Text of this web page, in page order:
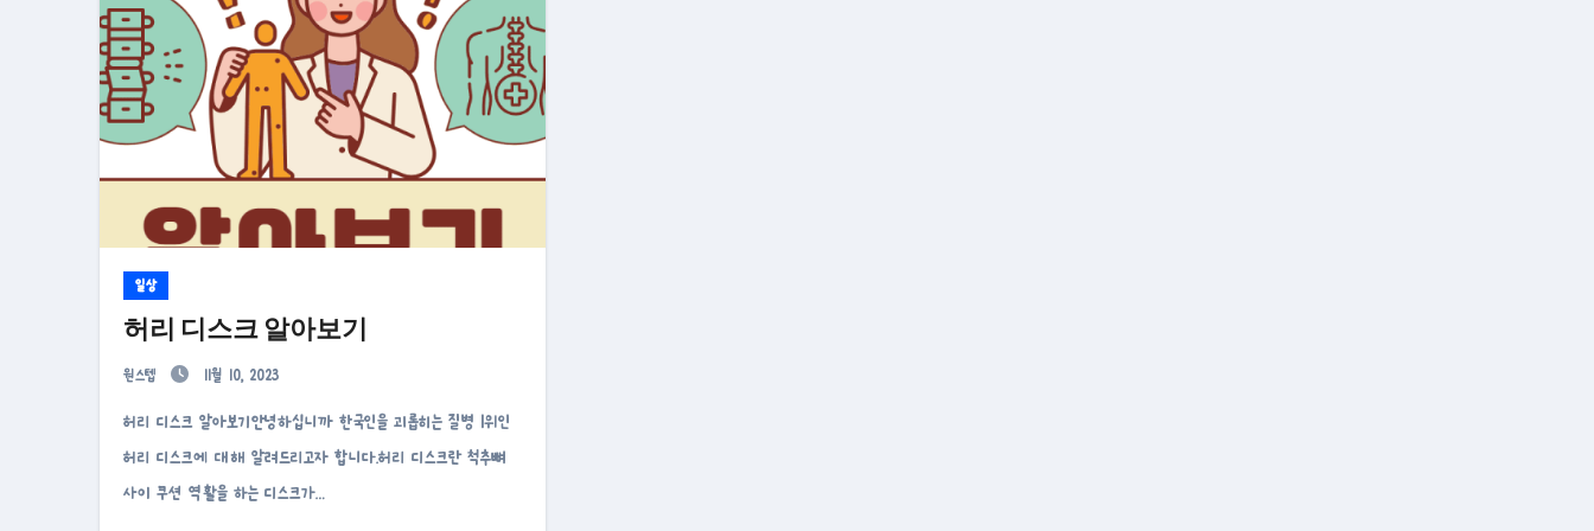
일상
허리 디스크 알아보기
원스텝 11월 10, 2023
허리 디스크 알아보기안녕하십니까 한국인을 괴롭히는 질병 1위인
허리 디스크에 대해 알려드리고자 합니다.허리 디스크란 척추뼈
사이 쿠션 역활을 하는 디스크가…